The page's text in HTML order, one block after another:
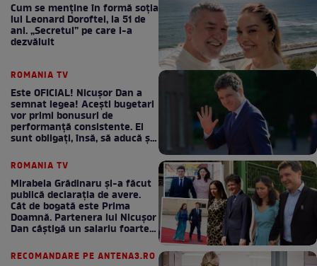
Cum se menţine în formă soţia
lui Leonard Doroftei, la 51 de
ani. „Secretul” pe care l-a
dezvăluit
ROMANIA TV
Este OFICIAL! Nicușor Dan a
semnat legea! Acești bugetari
vor primi bonusuri de
performanță consistente. Ei
sunt obligați, însă, să aducă și
ROMANIA TV
Mirabela Grădinaru și-a făcut
publică declarația de avere.
Cât de bogată este Prima
Doamnă. Partenera lui Nicușor
Dan câștigă un salariu foarte
RECOMANDARE PE ANTENA3.RO